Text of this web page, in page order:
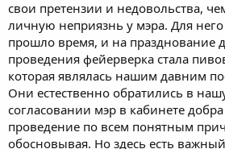
свои претензии и недовольства,
личную неприязнь у мэра. Для него
прошло время, и на празднование
проведения фейерверка стала
которая являлась нашим давним
Они естественно обратились в
согласовании мэр в кабинете
проведение по всем понятным
обосновывая. Но здесь есть